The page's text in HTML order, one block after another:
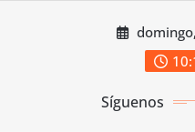
Síguenos